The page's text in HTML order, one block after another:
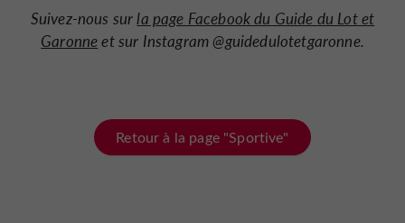
Suivez-nous surla page Facebook du Guide du Lot et
Garonneet sur Instagram @guidedulotetgaronne.
Retour à la page "Sportive"